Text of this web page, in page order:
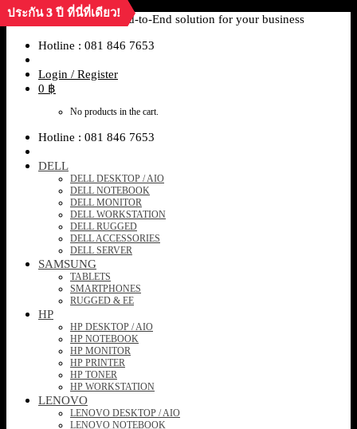
Skip
content
Solid it Partner End-to-End solution for your business
Hotline : 081 846 7653
Login / Register
0 ฿
No products in the cart.
Hotline : 081 846 7653
DELL
DELL DESKTOP / AIO
DELL NOTEBOOK
DELL MONITOR
DELL WORKSTATION
DELL RUGGED
DELL ACCESSORIES
DELL SERVER
SAMSUNG
TABLETS
SMARTPHONES
RUGGED & EE
HP
HP DESKTOP / AIO
HP NOTEBOOK
HP MONITOR
HP PRINTER
HP TONER
HP WORKSTATION
LENOVO
LENOVO DESKTOP / AIO
LENOVO NOTEBOOK
ประกัน 3 ปี ที่นี่ที่เดียว!
ประกัน 3 ปี ที่นี่ที่เดียว!
ประกัน 3 ปี ที่นี่ที่เดียว!